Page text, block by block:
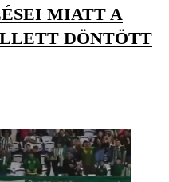
MIATT A
DÖNTÖTT